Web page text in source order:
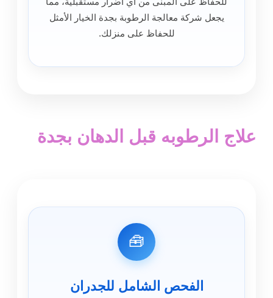
يجعل شركة معالجة الرطوبة بجدة الخيار الأمثل
للحفاظ على منزلك.
علاج الرطوبه قبل الدهان بجدة
🧰
الفحص الشامل للجدران